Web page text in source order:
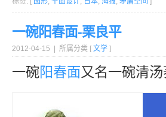
一碗阳春面-栗良平
2012-04-15 | 所属分类 [ 文学 ]
一碗阳春面又名一碗清